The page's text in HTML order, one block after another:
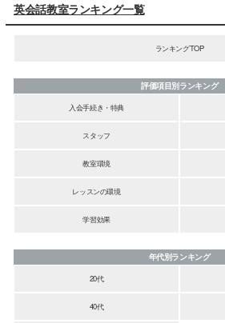
英会話教室ランキング一覧
ランキングTOP
評価項目別ランキング
入会手続き・特典
スタッフ
教室環境
レッスンの環境
学習効果
年代別ランキング
20代
40代